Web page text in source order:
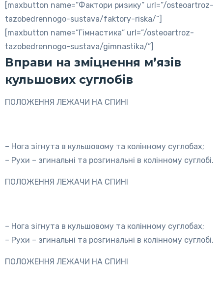
[maxbutton name=”Фактори ризику” url=”/osteoartroz-
tazobedrennogo-sustava/faktory-riska/”]
[maxbutton name=”Гімнастика” url=”/osteoartroz-
tazobedrennogo-sustava/gimnastika/”]
Вправи на зміцнення м’язів
кульшових суглобів
ПОЛОЖЕННЯ ЛЕЖАЧИ НА СПИНІ
– Нога зігнута в кульшовому та колінному суглобах;
– Рухи – згинальні та розгинальні в колінному суглобі.
ПОЛОЖЕННЯ ЛЕЖАЧИ НА СПИНІ
– Нога зігнута в кульшовому та колінному суглобах;
– Рухи – згинальні та розгинальні в колінному суглобі.
ПОЛОЖЕННЯ ЛЕЖАЧИ НА СПИНІ